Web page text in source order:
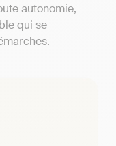
autonomie,
qui se